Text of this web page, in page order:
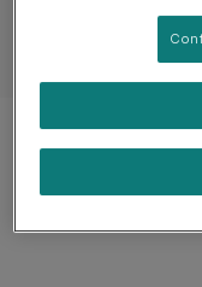
Ver
Mostrar 1 de 1